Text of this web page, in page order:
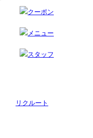
クーポン
メニュー
スタッフ
リクルート